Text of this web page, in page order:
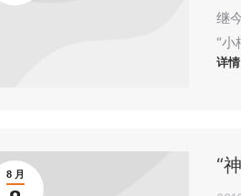
继
“小
详情
8 月 “